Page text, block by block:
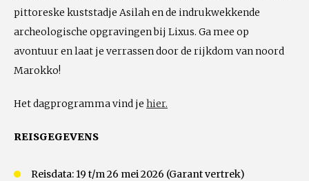
pittoreske kuststadje Asilah en de indrukwekkende
archeologische opgravingen bij Lixus. Ga mee op
avontuur en laat je verrassen door de rijkdom van noord
Marokko!
Het dagprogramma vind je hier.
REISGEGEVENS
Reisdata: 19 t/m 26 mei 2026 (Garant vertrek)